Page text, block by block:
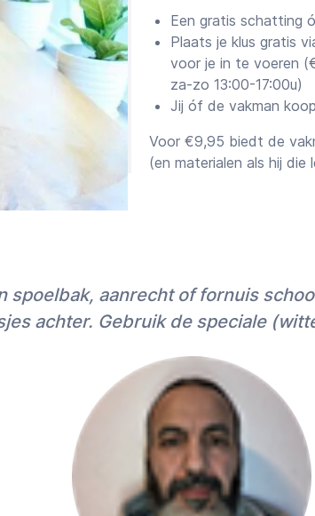
Een gratis schatting
Plaats je klus gratis
voor je in te voeren
za-zo 13:00-17:00u)
Jij óf de vakman
Voor €9,95 biedt de
(en materialen als hij die
omdat de meeste
20%) op het uurtarief
Zoweloffertes als
meestal eerst een
Geheim 2: 5-
Zodra wij een goede
gevonden, kun je de
verzetten of annuleren in
chatfunctie vragen
spoelbak, aanrecht of fornuis
achter. Gebruik de speciale